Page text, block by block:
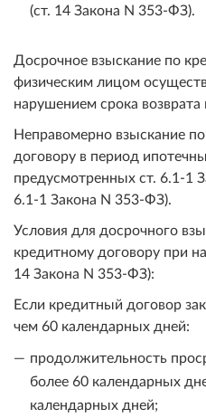
(ст. 14 Закона N 353-ФЗ).
Досрочное взыскание по
физическим лицом
нарушением срока
Неправомерно взыскание
договору в период
предусмотренных ст. 6.1-1
6.1-1 Закона N 353-ФЗ).
Условия для досрочного
кредитному договору при
14 Закона N 353-ФЗ):
Если кредитный договор
чем 60 календарных дней:
продолжительность
более 60 календарных
календарных дней;